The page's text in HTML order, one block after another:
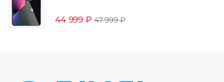
44 999 ₽ 47 999₽